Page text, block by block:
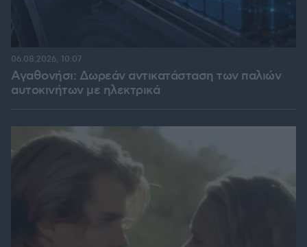
Αγαθονήσι: Δωρεάν αντικατάσταση των παλιών
αυτοκινήτων με ηλεκτρικά
06.08.2026, 10:07